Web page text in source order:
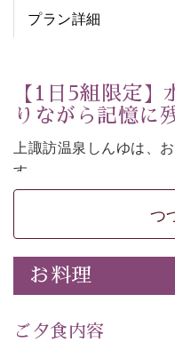
プラン詳細
【1日5組限定】
りながら記憶に
上諏訪温泉しんゆは、
す。
皆様へ感謝の気持ちを
など特別な特典がつい
た。
七色に移ろう「月下の
体験もお楽しみいただけ
つ
お料理
ご夕食内容